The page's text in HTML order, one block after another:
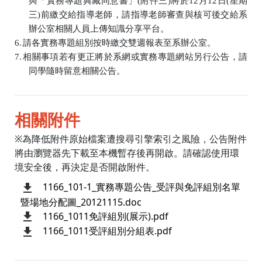
三)前繳交給指導老師，請指導老師審查與核可後交給系
辦公室相關人員上傳知識分享平台。
6.請各實務專題組別按時繳交雙週報表至系辦公室。
7. 相關事項若有更正將於系網或實務專題網站另行公告，請
同學隨時留意相關公告。
相關附件
※為降低附件原始檔案遭搜尋引擎索引之風險，公告附件
將由瀏覽器先下載至本機暫存後再開啟。請確認使用環
境安全後，再決定是否開啟附件。
1166_101-1_實務專題公告_受評與免評組別名單
暨場地分配圖_20121115.doc
1166_1011免評組別(展示).pdf
1166_1011受評組別分組表.pdf